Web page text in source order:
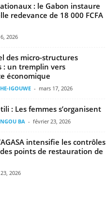
: le Gabon instaure
redevance de 18 000 FCFA
2026
des micro-structures
: un tremplin vers
économique
IGOUWE - mars 17, 2026
: Les femmes s’organisent
BA - février 23, 2026
intensifie les contrôles
points de restauration de
2026